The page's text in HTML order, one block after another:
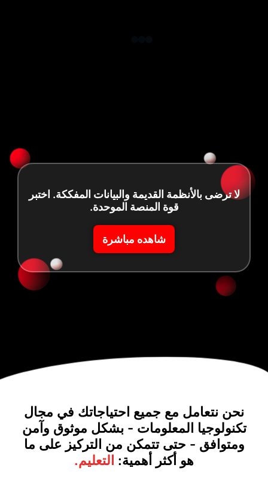
القديمة والبيانات المفككة. اختبر
قوة المنصة الموحدة.
شاهده مباشرة
مع جميع احتياجاتك في مجال
المعلومات - بشكل موثوق وآمن
- حتى تتمكن من التركيز على ما
هو أكثر أهمية: التعليم.